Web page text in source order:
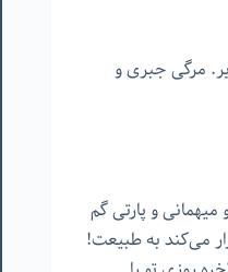
مرگی جبری و
و پارتی گم
می‌کند به طبیعت!